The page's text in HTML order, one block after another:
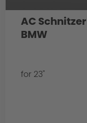
AC
BMW
for 23"